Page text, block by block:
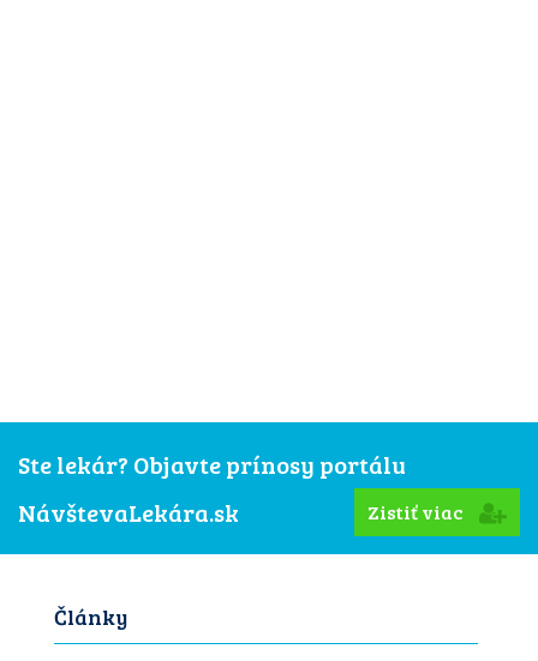
Ste lekár? Objavte prínosy portálu
NávštevaLekára.sk
Zistiť viac
Články